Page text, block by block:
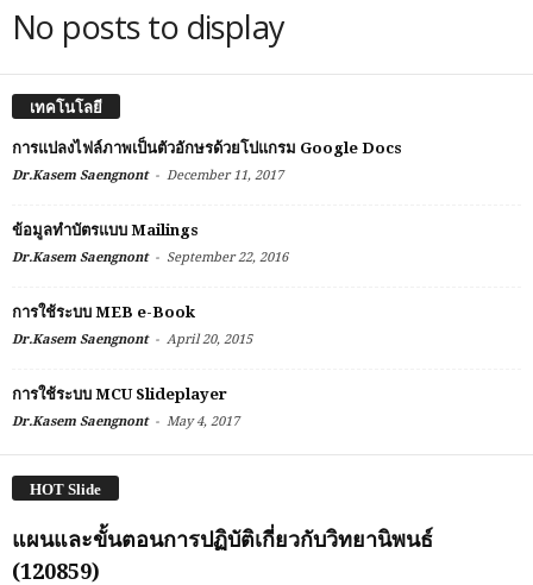
No posts to display
เทคโนโลยี
การแปลงไฟล์ภาพเป็นตัวอักษรด้วยโปแกรม Google Docs
Dr.Kasem Saengnont - December 11, 2017
ข้อมูลทำบัตรแบบ Mailings
Dr.Kasem Saengnont - September 22, 2016
การใช้ระบบ MEB e-Book
Dr.Kasem Saengnont - April 20, 2015
การใช้ระบบ MCU Slideplayer
Dr.Kasem Saengnont - May 4, 2017
HOT Slide
แผนและขั้นตอนการปฏิบัติเกี่ยวกับวิทยานิพนธ์
(120859)